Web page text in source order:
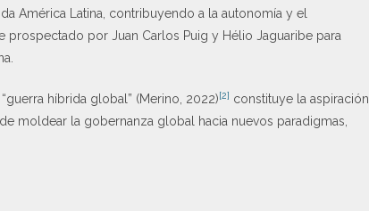
América Latina, contribuyendo a la autonomía y el
prospectado por Juan Carlos Puig y Hélio Jaguaribe para
híbrida global” (Merino, 2022)[2] constituye la aspiración
moldear la gobernanza global hacia nuevos paradigmas,